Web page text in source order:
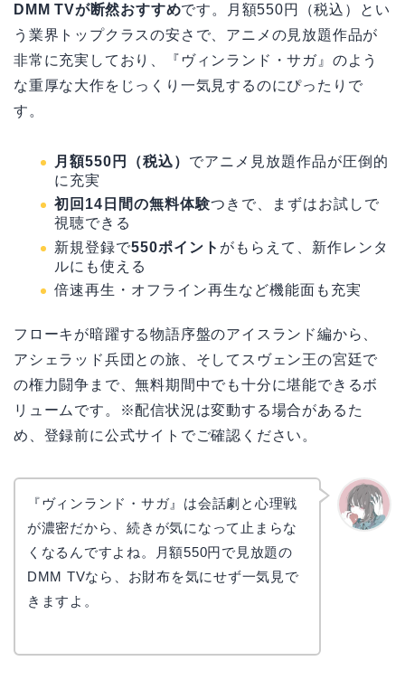
DMM TVが断然おすすめです。月額550円（税込）とい
う業界トップクラスの安さで、アニメの見放題作品が
非常に充実しており、『ヴィンランド・サガ』のよう
な重厚な大作をじっくり一気見するのにぴったりで
す。
月額550円（税込） でアニメ見放題作品が圧倒的
に充実
初回14日間の無料体験つきで、まずはお試しで
視聴できる
新規登録で550ポイント がもらえて、新作レンタ
ルにも使える
倍速再生・オフライン再生など機能面も充実
フローキが暗躍する物語序盤のアイスランド編から、
アシェラッド兵団との旅、そしてスヴェン王の宮廷で
の権力闘争まで、無料期間中でも十分に堪能できるボ
リュームです。※配信状況は変動する場合があるた
め、登録前に公式サイトでご確認ください。
『ヴィンランド・サガ』は会話劇と心理戦
が濃密だから、続きが気になって止まらな
くなるんですよね。月額550円で見放題の
DMM TVなら、お財布を気にせず一気見で
きますよ。